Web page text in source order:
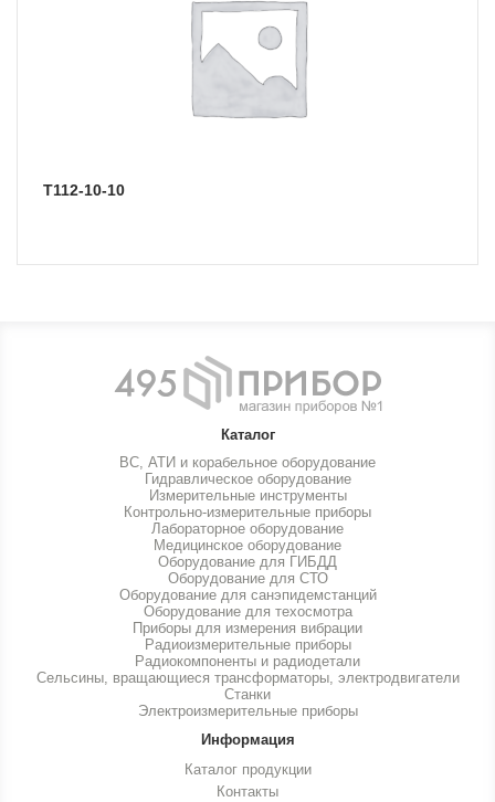
Т112-10-10
Каталог
ВС, АТИ и корабельное оборудование
Гидравлическое оборудование
Измерительные инструменты
Контрольно-измерительные приборы
Лабораторное оборудование
Медицинское оборудование
Оборудование для ГИБДД
Оборудование для СТО
Оборудование для санэпидемстанций
Оборудование для техосмотра
Приборы для измерения вибрации
Радиоизмерительные приборы
Радиокомпоненты и радиодетали
Сельсины, вращающиеся трансформаторы, электродвигатели
Станки
Электроизмерительные приборы
Информация
Каталог продукции
Контакты